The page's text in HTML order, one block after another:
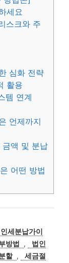
세요
스크와 주
심화 전략
활용
템 연계
언제까지
금액 및 분납
어떤 방법
세분납가이
방법 ,
법인
할 ,
세금절